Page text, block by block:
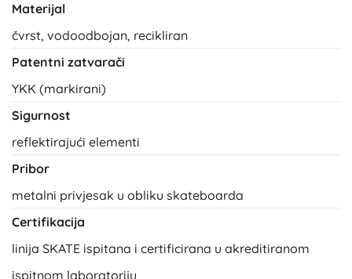
Materijal
čvrst, vodoodbojan, recikliran
Patentni zatvarači
YKK (markirani)
Sigurnost
reflektirajući elementi
Pribor
metalni privjesak u obliku skateboarda
Certifikacija
linija SKATE ispitana i certificirana u akreditiranom
ispitnom laboratoriju